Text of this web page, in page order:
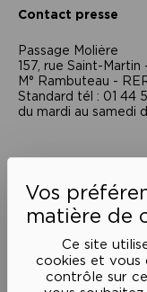
Ce site
cookies et vous
contrôle sur
Contact presse
Passage Moliėre
157, rue Saint-
M° Rambuteau -
Standard tél : 01 44
du mardi au samedi
Mentions légales
Politique de
Conditions
Cookies